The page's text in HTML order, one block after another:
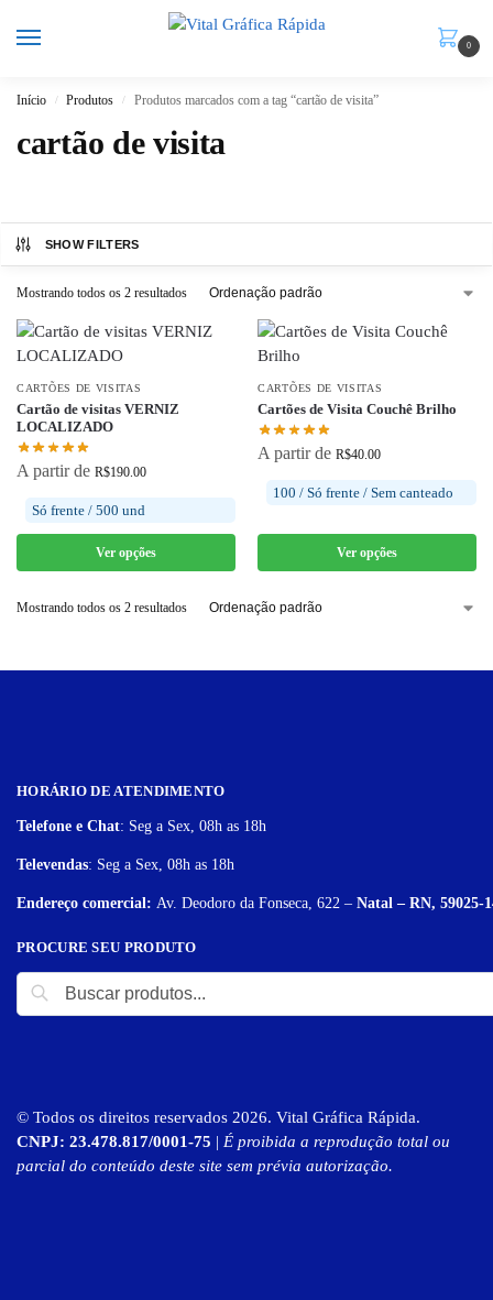
0
Início / Produtos / Produtos marcados com a tag “cartão de visita”
cartão de visita
SHOW FILTERS
Mostrando todos os 2 resultados
CARTÕES DE VISITAS
Cartão de visitas VERNIZ
LOCALIZADO
A partir de R$190.00
Só frente / 500 und
Ver opções
CARTÕES DE VISITAS
Cartões de Visita Couchê Brilho
A partir de R$40.00
100 / Só frente / Sem canteado
Ver opções
Mostrando todos os 2 resultados
HORÁRIO DE ATENDIMENTO
Telefone e Chat: Seg a Sex, 08h as 18h
Televendas: Seg a Sex, 08h as 18h
Endereço comercial: Av. Deodoro da Fonseca, 622 – Natal – RN, 59025-
PROCURE SEU PRODUTO
© Todos os direitos reservados 2026. Vital Gráfica Rápida.
CNPJ: 23.478.817/0001-75 | É proibida a reprodução total ou
parcial do conteúdo deste site sem prévia autorização.